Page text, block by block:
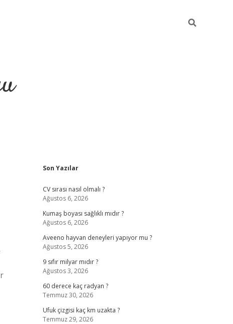
Sidebar
Son Yazılar
CV sırası nasıl olmalı ?
Ağustos 6, 2026
Kumaş boyası sağlıklı mıdır ?
Ağustos 6, 2026
Aveeno hayvan deneyleri yapıyor mu ?
Ağustos 5, 2026
9 sıfır milyar mıdır ?
Ağustos 3, 2026
60 derece kaç radyan ?
Temmuz 30, 2026
Ufuk çizgisi kaç km uzakta ?
Temmuz 29, 2026